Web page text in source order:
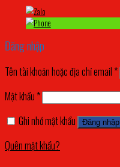
Đăng nhập
Tên tài khoản hoặc địa chỉ email *
Mật khẩu *
Ghi nhớ mật khẩu
Đăng nhập
Quên mật khẩu?